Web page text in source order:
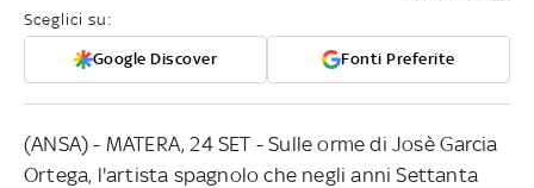
Sceglici su:
Google Discover Fonti Preferite
(ANSA) - MATERA, 24 SET - Sulle orme di Josè Garcia
Ortega, l'artista spagnolo che negli anni Settanta